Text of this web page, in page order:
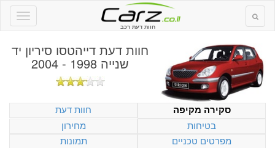
חוות דעת רכב
חוות דעת דייהטסו סיריון יד
שנייה 1998 - 2004
סקירה מקיפה
חוות דעת
בטיחות
מחירון
מפרטים טכניים
תמונות